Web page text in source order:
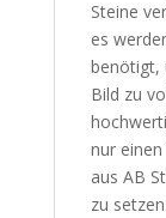
Steine
es
benötigt,
Bild zu
nur
aus AB
zu setzen.